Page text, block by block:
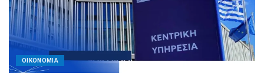
ΟΙΚΟΝΟΜΙΑ